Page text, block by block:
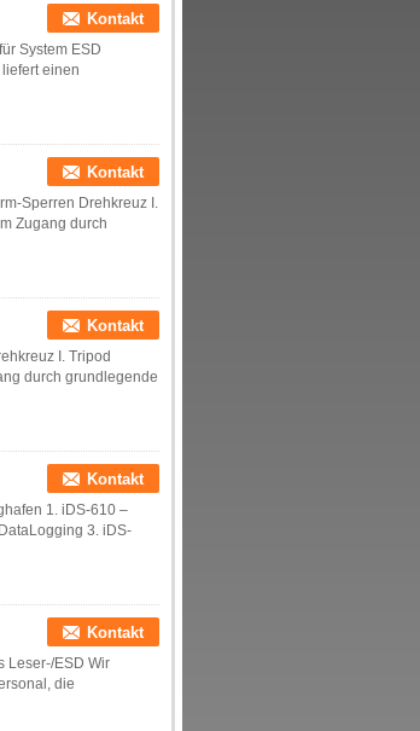
Kontakt
System ESD
einen
Kontakt
Sperren Drehkreuz I.
Zugang durch
Kontakt
I. Tripod
durch grundlegende
Kontakt
1. iDS-610 –
3. iDS-
Kontakt
Leser-/ESD Wir
die